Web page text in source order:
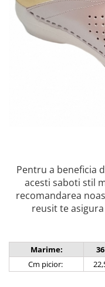
Doss
Vesna
Pentru a beneficia
acesti saboti stil
recomandarea
reusit te
Marime:
36
Cm picior: